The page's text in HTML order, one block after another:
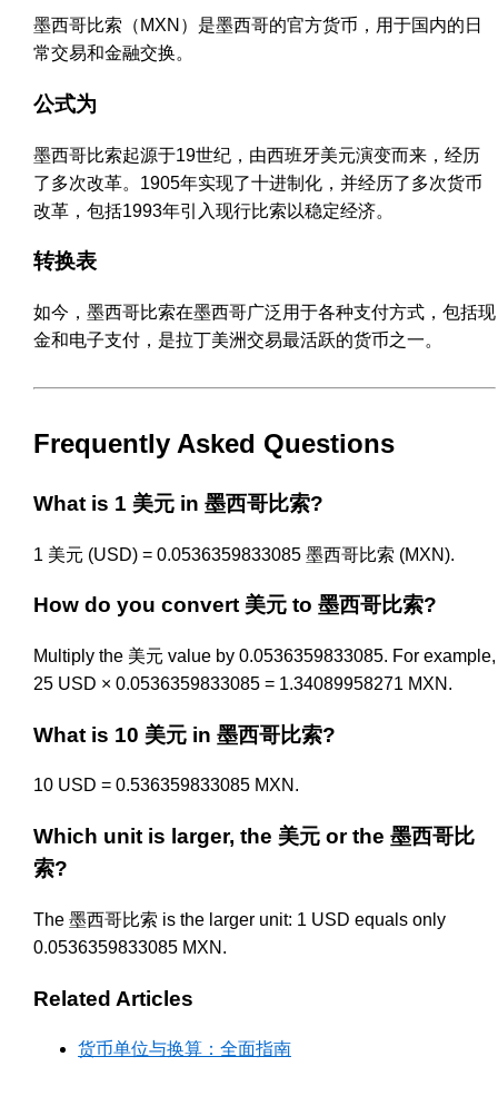
墨西哥比索（MXN）是墨西哥的官方货币，用于国内的日
常交易和金融交换。
公式为
墨西哥比索起源于19世纪，由西班牙美元演变而来，经历
了多次改革。1905年实现了十进制化，并经历了多次货币
改革，包括1993年引入现行比索以稳定经济。
转换表
如今，墨西哥比索在墨西哥广泛用于各种支付方式，包括现
金和电子支付，是拉丁美洲交易最活跃的货币之一。
Frequently Asked Questions
What is 1 美元 in 墨西哥比索?
1 美元 (USD) = 0.0536359833085 墨西哥比索 (MXN).
How do you convert 美元 to 墨西哥比索?
Multiply the 美元 value by 0.0536359833085. For example,
25 USD × 0.0536359833085 = 1.34089958271 MXN.
What is 10 美元 in 墨西哥比索?
10 USD = 0.536359833085 MXN.
Which unit is larger, the 美元 or the 墨西哥比
索?
The 墨西哥比索 is the larger unit: 1 USD equals only
0.0536359833085 MXN.
Related Articles
货币单位与换算：全面指南